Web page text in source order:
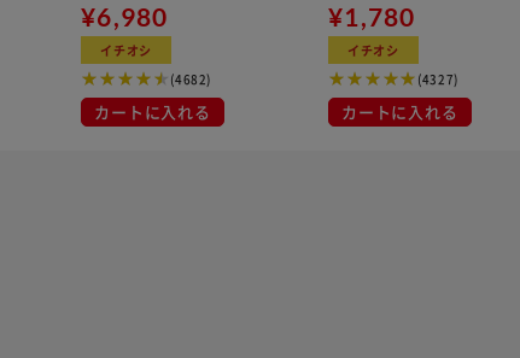
¥6,980
イチオシ
(4682)
カートに入れる
用
¥1,780
イチオシ
(4327)
カートに入れる